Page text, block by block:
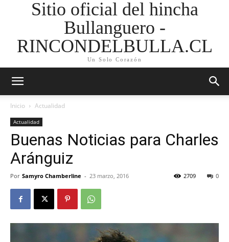
Sitio oficial del hincha
Bullanguero -
RINCONDELBULLA.CL
Un Solo Corazón
Inicio Actualidad
Actualidad
Buenas Noticias para Charles
Aránguiz
Por Samyro Chamberline - 23 marzo, 2016 0
2709